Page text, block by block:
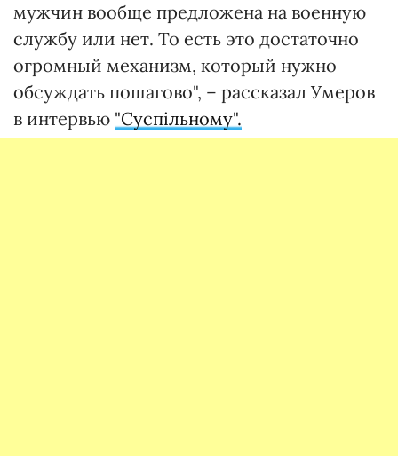
мужчин вообще предложена на военную
службу или нет. То есть это достаточно
огромный механизм, который нужно
обсуждать пошагово", – рассказал Умеров
в интервью "Суспільному".